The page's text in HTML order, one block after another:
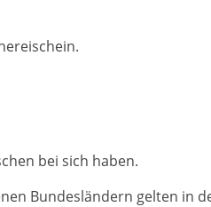
bei sich haben.
Bundesländern gelten in